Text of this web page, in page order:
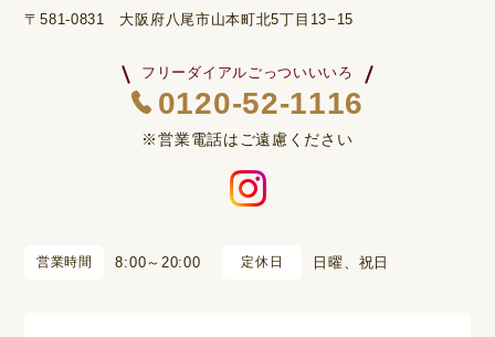
〒581-0831 大阪府八尾市山本町北5丁目13−15
フリーダイアルごっついいいろ
0120-52-1116
※営業電話はご遠慮ください
営業時間 8:00～20:00 定休日 日曜、祝日